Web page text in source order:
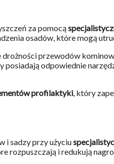
za pomocą
osadów, które mogą
przewodów
posiadają odpowiednie
profilaktyki, który
i sadzy przy użyciu
rozpuszczają i redukują